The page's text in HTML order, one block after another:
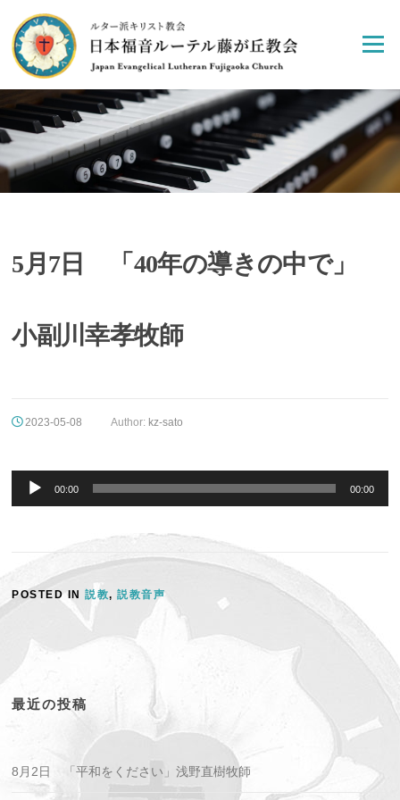
content
Menu
5月7日 「40年の導きの中で」
小副川幸孝牧師
2023-05-08 Author: kz-sato
プ
ー
00:00 00:00
POSTED IN説教,説教音声
最近の投稿
8月2日 「平和をください」浅野直樹牧師